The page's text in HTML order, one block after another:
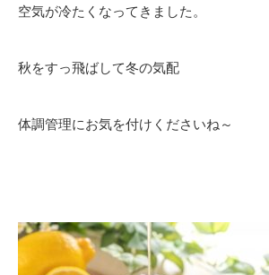
空気が冷たくなってきました。
秋をすっ飛ばして冬の気配
体調管理にお気を付けくださいね～